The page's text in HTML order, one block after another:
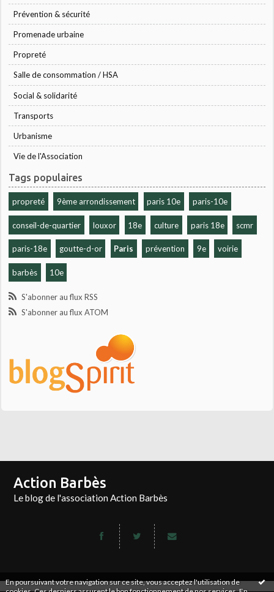
En poursuivant votre navigation sur ce site, vous acceptez l'utilisation de
Prévention & sécurité
Promenade urbaine
Propreté
Salle de consommation / HSA
Social & solidarité
Transports
Urbanisme
Vie de l'Association
Tags populaires
propreté 9ème arrondissement paris 10e paris-10e
conseil-de-quartier louxor 18e culture paris 18e scmr
paris-18e goutte-d-or Paris prévention 9e voirie
barbès 10e
S'abonner au flux RSS
S'abonner au flux ATOM
Action Barbès
Le blog de l'association Action Barbès